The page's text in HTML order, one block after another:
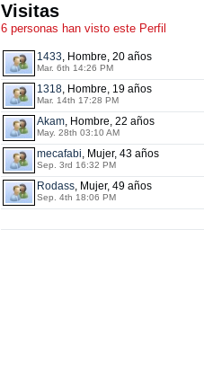
Visitas
6 personas han visto este Perfil
1433, Hombre, 20 años
Mar. 6th 14:26 PM
1318, Hombre, 19 años
Mar. 14th 17:28 PM
Akam, Hombre, 22 años
May. 28th 03:10 AM
mecafabi, Mujer, 43 años
Sep. 3rd 16:32 PM
Rodass, Mujer, 49 años
Sep. 4th 18:06 PM